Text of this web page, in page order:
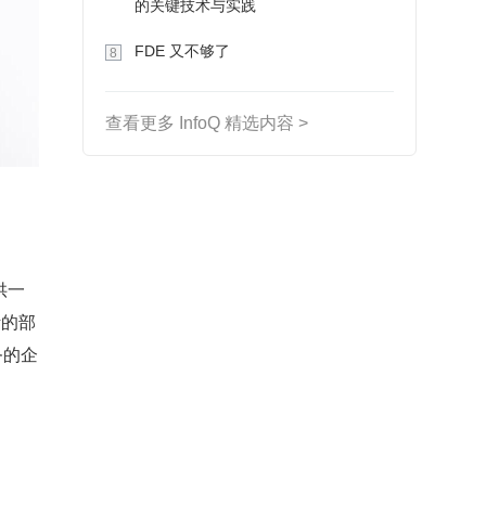
一
部
企
的关键技术与实践
8 FDE 又不够了
查看更多 InfoQ 精选内容 >